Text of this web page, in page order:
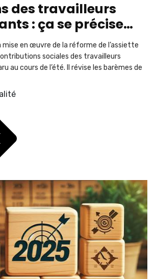
des travailleurs
: ça se précise…
en œuvre de la réforme de l’assiette
sociales des travailleurs
au cours de l’été. Il révise les barèmes de